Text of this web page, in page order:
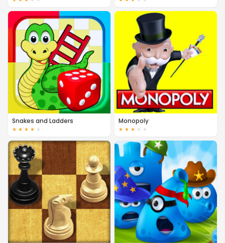
Snakes and Ladders
★ ★ ★ ★ ★
Monopoly
★ ★ ★ ★ ★